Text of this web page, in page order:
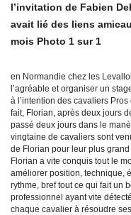
l’invitation de Fabien
avait lié des liens
mois Photo 1 sur 1
en Normandie chez les
l’agréable et organiser un
à l’intention des cavaliers
fait, Florian, après deux jours
passé deux jours dans le
vingtaine de cavaliers sont
de Florian pour leur plus
Florian a vite conquis tout le
améliorer position, technique,
rythme, bref tout ce qui fait un
professionnel ayant vite
chaque cavalier à résoudre